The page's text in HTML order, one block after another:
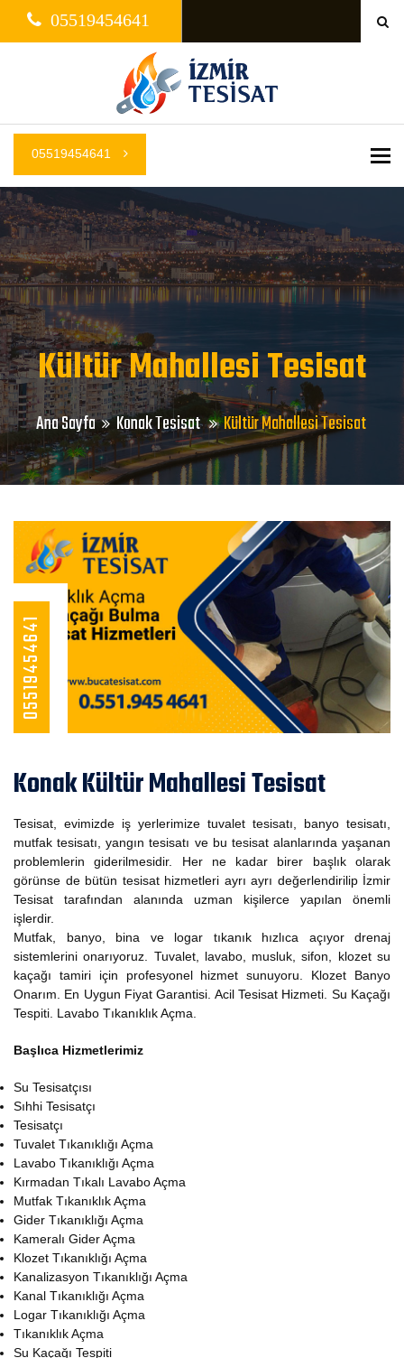
05519454641
05519454641
Kültür Mahallesi Tesisat
Ana Sayfa Konak Tesisat Kültür Mahallesi Tesisat
05519454641
Konak Kültür Mahallesi Tesisat
Tesisat, evimizde iş yerlerimize tuvalet tesisatı, banyo tesisatı,
mutfak tesisatı, yangın tesisatı ve bu tesisat alanlarında yaşanan
problemlerin giderilmesidir. Her ne kadar birer başlık olarak
görünse de bütün tesisat hizmetleri ayrı ayrı değerlendirilip İzmir
Tesisat tarafından alanında uzman kişilerce yapılan önemli
işlerdir.
Mutfak, banyo, bina ve logar tıkanık hızlıca açıyor drenaj
sistemlerini onarıyoruz. Tuvalet, lavabo, musluk, sifon, klozet su
kaçağı tamiri için profesyonel hizmet sunuyoru. Klozet Banyo
Onarım. En Uygun Fiyat Garantisi. Acil Tesisat Hizmeti. Su Kaçağı
Tespiti. Lavabo Tıkanıklık Açma.
Başlıca Hizmetlerimiz
Su Tesisatçısı
Sıhhi Tesisatçı
Tesisatçı
Tuvalet Tıkanıklığı Açma
Lavabo Tıkanıklığı Açma
Kırmadan Tıkalı Lavabo Açma
Mutfak Tıkanıklık Açma
Gider Tıkanıklığı Açma
Kameralı Gider Açma
Klozet Tıkanıklığı Açma
Kanalizasyon Tıkanıklığı Açma
Kanal Tıkanıklığı Açma
Logar Tıkanıklığı Açma
Tıkanıklık Açma
Su Kaçağı Tespiti